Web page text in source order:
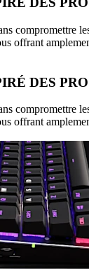
compromettre
offrant
DES
compromettre
offrant